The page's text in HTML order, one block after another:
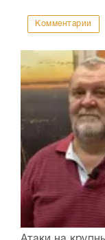
Комментарии